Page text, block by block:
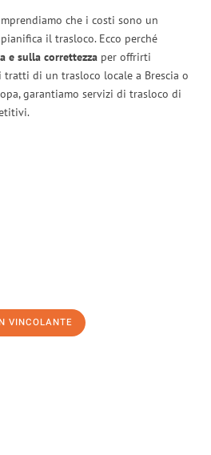
che i costi sono un
il trasloco. Ecco perché
e sulla correttezza per offrirti
tratti di un trasloco locale a Brescia o
garantiamo servizi di trasloco di
VINCOLANTE